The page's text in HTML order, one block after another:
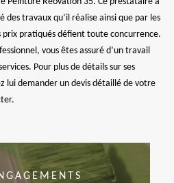
travaux qu’il réalise ainsi que par les
prix pratiqués défient toute concurrence.
vous êtes assuré d’un travail
Pour plus de détails sur ses
lui demander un devis détaillé de votre